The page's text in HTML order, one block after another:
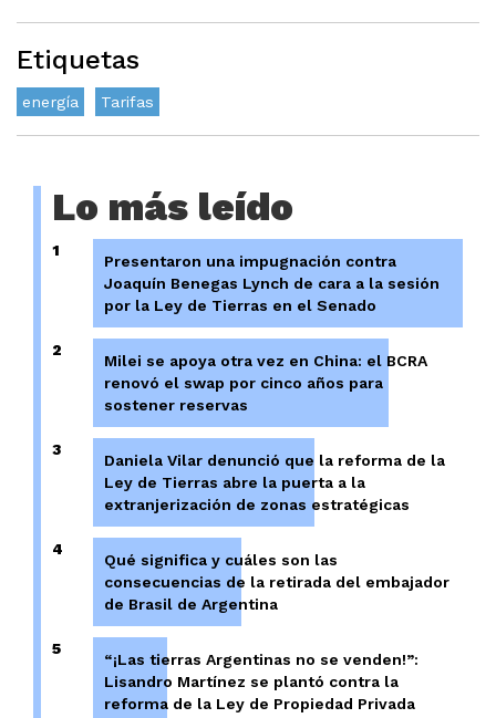
Etiquetas
energía Tarifas
Lo más leído
1
Presentaron una impugnación contra
Joaquín Benegas Lynch de cara a la sesión
por la Ley de Tierras en el Senado
2
Milei se apoya otra vez en China: el BCRA
renovó el swap por cinco años para
sostener reservas
3
Daniela Vilar denunció que la reforma de la
Ley de Tierras abre la puerta a la
extranjerización de zonas estratégicas
4
Qué significa y cuáles son las
consecuencias de la retirada del embajador
de Brasil de Argentina
5
“¡Las tierras Argentinas no se venden!”:
Lisandro Martínez se plantó contra la
reforma de la Ley de Propiedad Privada